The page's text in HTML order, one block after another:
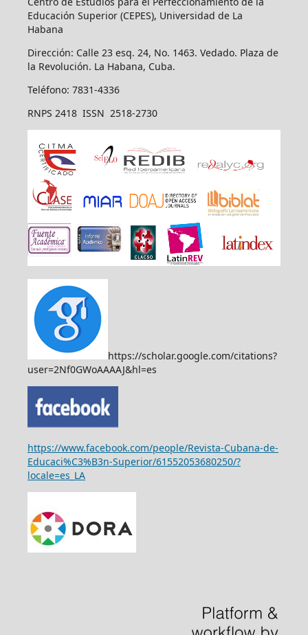
Educación Superior (CEPES), Universidad de La
Habana
Dirección: Calle 23 esq. 24, No. 1463. Vedado. Plaza de
la Revolución. La Habana, Cuba.
Teléfono: 7831-4336
RNPS 2418 ISSN 2518-2730
https://scholar.google.com/citations?
user=2Nf0GWoAAAAJ&hl=es
https://www.facebook.com/people/Revista-Cubana-de-
Educaci%C3%B3n-Superior/61552053680250/?
locale=es_LA